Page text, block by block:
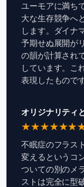
ユーモアに満ち
大な生存競争へ
します。ダイナ
予期せぬ展開が
の韻が計算され
しています。こ
表現したものです
オリジナリティ
★★★★★★
不眠症のフラス
変えるというコ
ついての別のメ
ストは完全に型